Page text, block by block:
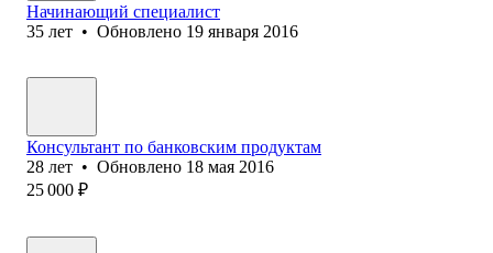
Начинающий специалист
35 лет • Обновлено 19 января 2016
Консультант по банковским продуктам
28 лет • Обновлено 18 мая 2016
25 000 ₽